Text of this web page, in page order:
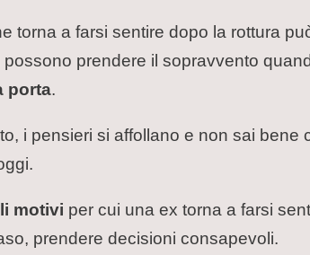
torna a farsi sentire dopo la rottura
prendere il sopravvento
porta.
i pensieri si affollano e non sai bene
motivi per cui una ex torna a farsi
prendere decisioni consapevoli.